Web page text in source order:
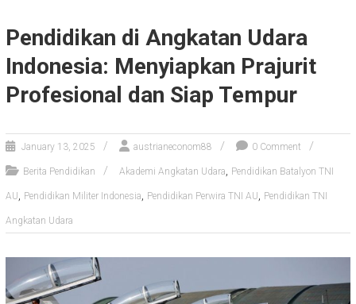
Pendidikan di Angkatan Udara
Indonesia: Menyiapkan Prajurit
Profesional dan Siap Tempur
January 13, 2025 austrianeconom88 0 Comment
Berita Pendidikan Akademi Angkatan Udara, Pendidikan Batalyon TNI
AU, Pendidikan Militer Indonesia, Pendidikan Perwira TNI AU, Pendidikan TNI
Angkatan Udara